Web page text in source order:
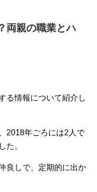
両親の職業とハ
る情報について紹介し
2018年ごろには2人で
た。
良しで、定期的に出か